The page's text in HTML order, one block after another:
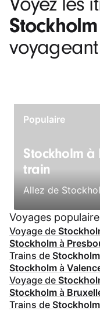
Stockholm
voyageant
Populaire
Stockholm à
train
Allez de
Voyages
Voyage de
Stockholm à
Trains de Stockholm
Stockholm à
Voyage de
Stockholm à
Trains de Stockholm